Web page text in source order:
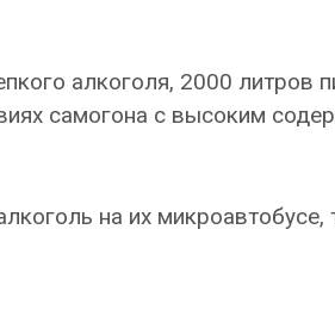
алкоголя, 2000 литров
самогона с высоким
на их микроавтобусе,